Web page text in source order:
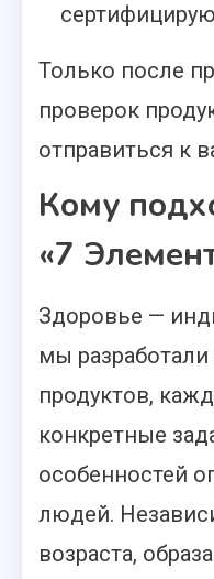
Только после
проверок
отправиться к
Кому
«7
Здоровье —
мы
продуктов,
конкретные
особенностей
людей.
возраста,